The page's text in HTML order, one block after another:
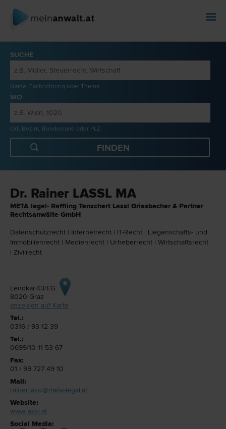
SUCHE
Name, Fachrichtung oder Thema
WO
Ort, Bezirk, Bundesland oder PLZ
Dr. Rainer LASSL MA
META legal- Raffling Tenschert Lassl Griesbacher & Partner
Rechtsanwälte GmbH
Datenschutz­recht | Internet­recht | IT-Recht | Liegenschafts- und
Immobilien­recht | Medien­recht | Urheber­recht | Wirtschafts­recht
| Zivil­recht
Lendkai 43/EG
8020 Graz
anzeigen auf Karte
Tel.:
0316 / 93 12 39
Tel.:
0699/10 11 53 67
Fax:
01 / 99 727 49 10
Mail:
rainer.lassl@meta-legal.at
Website:
www.lassl.at
Social Media: